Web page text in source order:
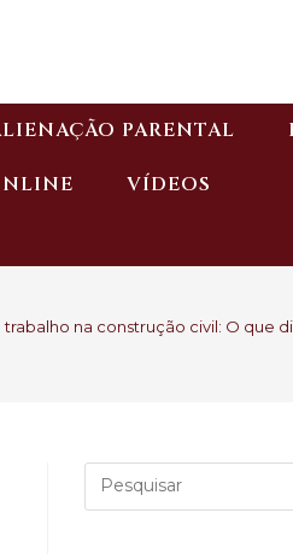
PARENTAL
VÍDEOS
na construção civil: O que